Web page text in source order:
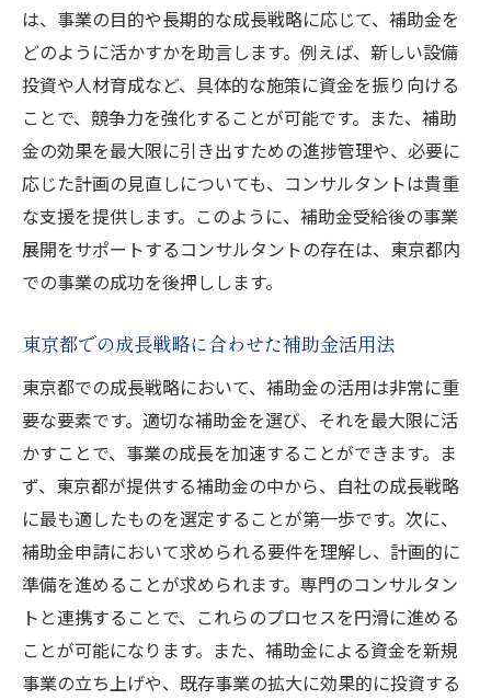
は、事業の目的や長期的な成長戦略に応じて、補助金を
どのように活かすかを助言します。例えば、新しい設備
投資や人材育成など、具体的な施策に資金を振り向ける
ことで、競争力を強化することが可能です。また、補助
金の効果を最大限に引き出すための進捗管理や、必要に
応じた計画の見直しについても、コンサルタントは貴重
な支援を提供します。このように、補助金受給後の事業
展開をサポートするコンサルタントの存在は、東京都内
での事業の成功を後押しします。
東京都での成長戦略に合わせた補助金活用法
東京都での成長戦略において、補助金の活用は非常に重
要な要素です。適切な補助金を選び、それを最大限に活
かすことで、事業の成長を加速することができます。ま
ず、東京都が提供する補助金の中から、自社の成長戦略
に最も適したものを選定することが第一歩です。次に、
補助金申請において求められる要件を理解し、計画的に
準備を進めることが求められます。専門のコンサルタン
トと連携することで、これらのプロセスを円滑に進める
ことが可能になります。また、補助金による資金を新規
事業の立ち上げや、既存事業の拡大に効果的に投資する